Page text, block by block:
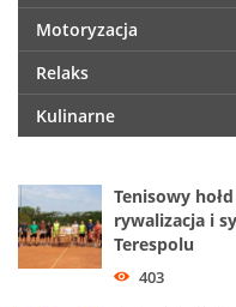
Motoryzacja
Relaks
Kulinarne
Tenisowy
rywalizacja i
Terespolu
403